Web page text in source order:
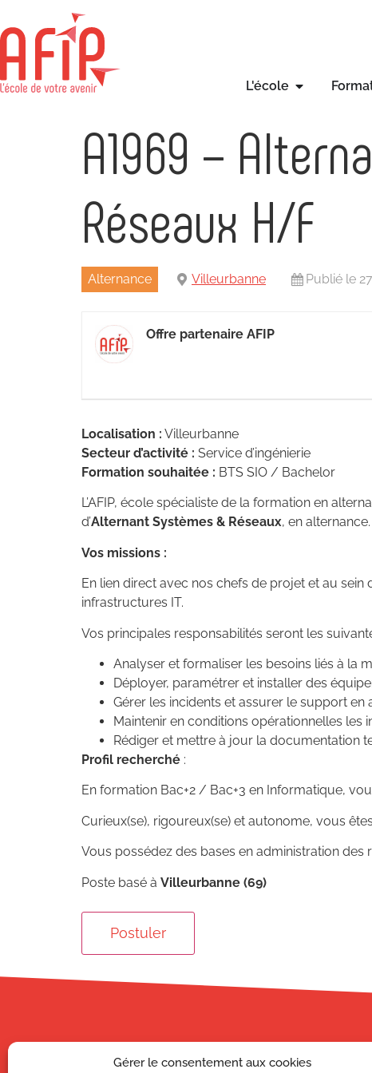
Gérer le consentement aux cookies
L'école
A1969 –
Réseaux H/F
Alternance Villeurbanne Publié le
Offre partenaire AFIP
Localisation : Villeurbanne
Secteur d’activité : Service d’ingénierie
Formation souhaitée : BTS SIO / Bachelor
L’AFIP, école spécialiste de la formation en
d’Alternant Systèmes & Réseaux, en alternance.
Vos missions :
En lien direct avec nos chefs de projet et au
infrastructures IT.
Vos principales responsabilités seront les
Analyser et formaliser les besoins liés à la
Déployer, paramétrer et installer des
Gérer les incidents et assurer le support
Maintenir en conditions opérationnelles
Rédiger et mettre à jour la documentation
Profil recherché :
En formation Bac+2 / Bac+3 en Informatique,
Curieux(se), rigoureux(se) et autonome, vous
Vous possédez des bases en administration
Poste basé à Villeurbanne (69)